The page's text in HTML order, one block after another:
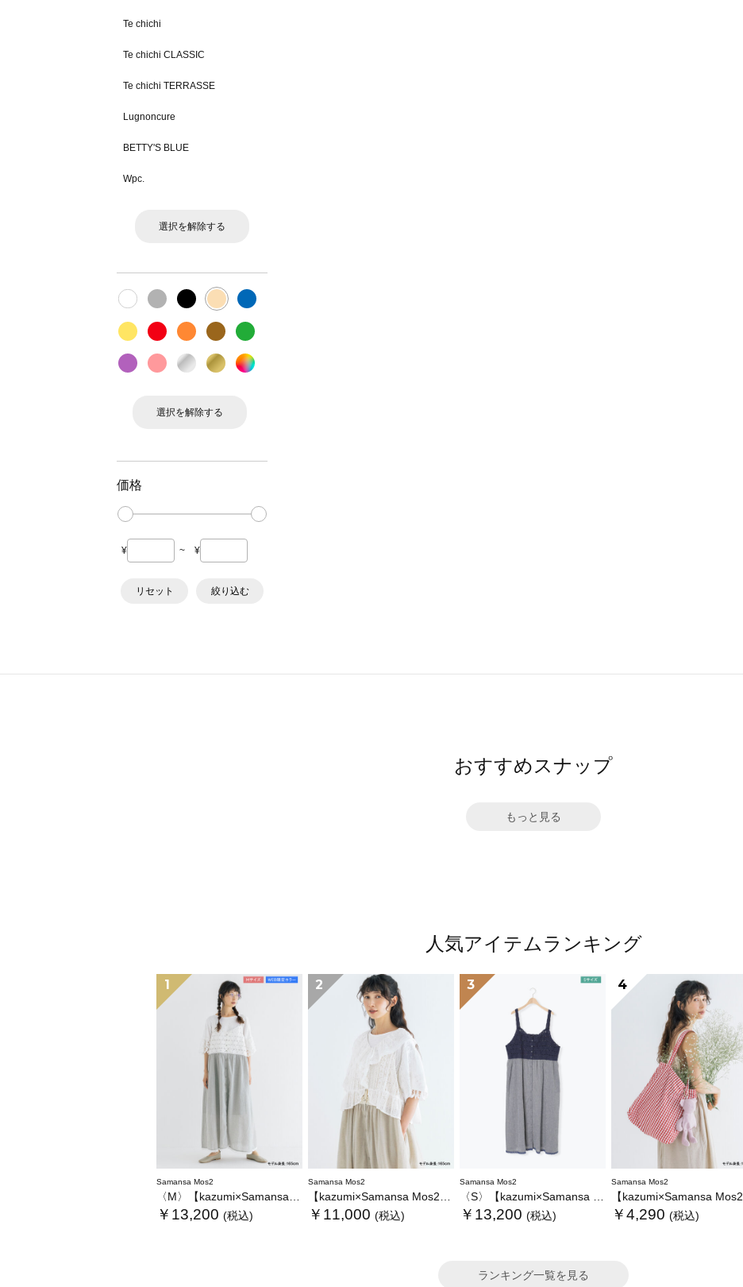
Te chichi
Te chichi CLASSIC
Te chichi TERRASSE
Lugnoncure
BETTY'S BLUE
Wpc.
選択を解除する
選択を解除する
価格
¥ ~ ¥
リセット 絞り込む
おすすめスナップ
もっと見る
人気アイテムランキング
1
Samansa Mos2
〈M〉【kazumi×Samansa Mos2】キャミワンピース《WEB限定カラーあり》
￥13,200 (税込)
2
Samansa Mos2
【kazumi×Samansa Mos2】レースフリルブラウス
￥11,000 (税込)
3
Samansa Mos2
〈S〉【kazumi×Samansa Mos2】キャミワンピース《WEB限定カラーあり》
￥13,200 (税込)
4
Samansa Mos2
【kazumi×Samansa Mos2】ぬいぐるみバッグ
￥4,290 (税込)
ランキング一覧を見る